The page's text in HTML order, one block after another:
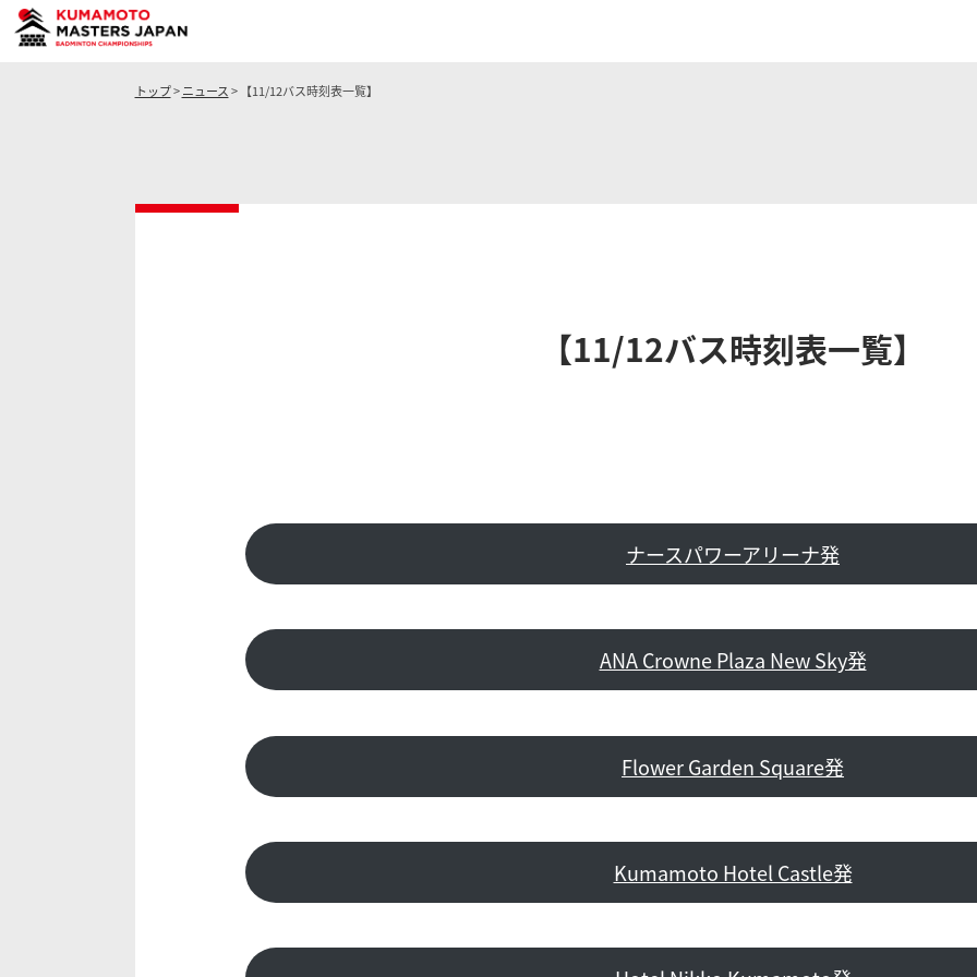
トップ>ニュース > 【11/12バス時刻表一覧】
【11/12バス時刻表一覧】
ナースパワーアリーナ発
ANA Crowne Plaza New Sky発
Flower Garden Square発
Kumamoto Hotel Castle発